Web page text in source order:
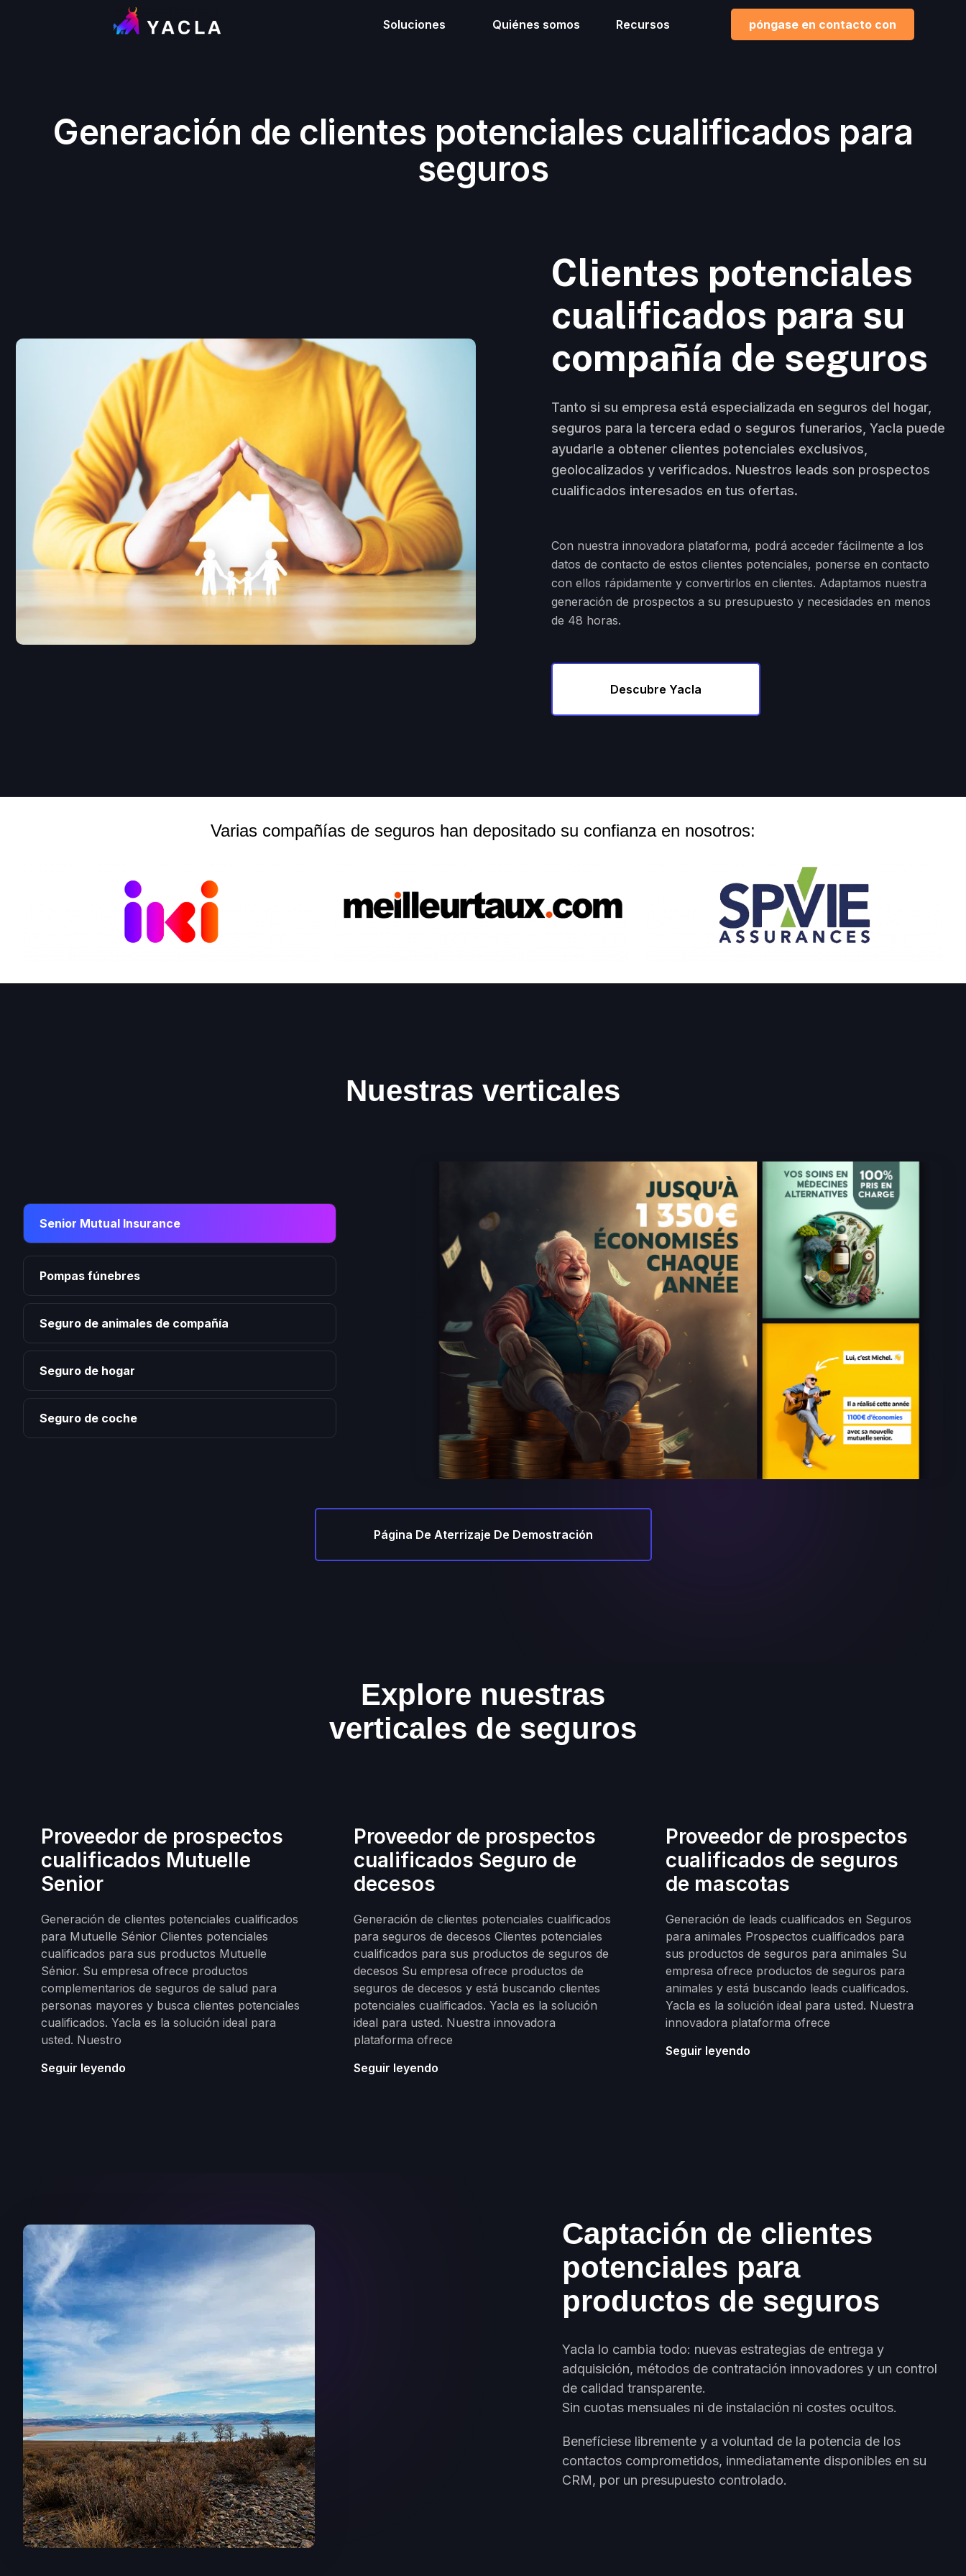
Soluciones Quiénes somos Recursos póngase en contacto con
Generación de clientes potenciales cualificados para
seguros
Clientes potenciales
cualificados para su
compañía de seguros
Tanto si su empresa está especializada en seguros del hogar,
seguros para la tercera edad o seguros funerarios, Yacla puede
ayudarle a obtener clientes potenciales exclusivos,
geolocalizados y verificados. Nuestros leads son prospectos
cualificados interesados en tus ofertas.
Con nuestra innovadora plataforma, podrá acceder fácilmente a los
datos de contacto de estos clientes potenciales, ponerse en contacto
con ellos rápidamente y convertirlos en clientes. Adaptamos nuestra
generación de prospectos a su presupuesto y necesidades en menos
de 48 horas.
Descubre Yacla
Varias compañías de seguros han depositado su confianza en nosotros:
Nuestras verticales
Senior Mutual Insurance
Pompas fúnebres
Seguro de animales de compañía
Seguro de hogar
Seguro de coche
Página De Aterrizaje De Demostración
Explore nuestras
verticales de seguros
Proveedor de prospectos
cualificados Mutuelle
Senior
Generación de clientes potenciales cualificados
para Mutuelle Sénior Clientes potenciales
cualificados para sus productos Mutuelle
Sénior. Su empresa ofrece productos
complementarios de seguros de salud para
personas mayores y busca clientes potenciales
cualificados. Yacla es la solución ideal para
usted. Nuestro
Seguir leyendo
Proveedor de prospectos
cualificados Seguro de
decesos
Generación de clientes potenciales cualificados
para seguros de decesos Clientes potenciales
cualificados para sus productos de seguros de
decesos Su empresa ofrece productos de
seguros de decesos y está buscando clientes
potenciales cualificados. Yacla es la solución
ideal para usted. Nuestra innovadora
plataforma ofrece
Seguir leyendo
Proveedor de prospectos
cualificados de seguros
de mascotas
Generación de leads cualificados en Seguros
para animales Prospectos cualificados para
sus productos de seguros para animales Su
empresa ofrece productos de seguros para
animales y está buscando leads cualificados.
Yacla es la solución ideal para usted. Nuestra
innovadora plataforma ofrece
Seguir leyendo
Captación de clientes
potenciales para
productos de seguros
Yacla lo cambia todo: nuevas estrategias de entrega y
adquisición, métodos de contratación innovadores y un control
de calidad transparente.
Sin cuotas mensuales ni de instalación ni costes ocultos.
Benefíciese libremente y a voluntad de la potencia de los
contactos comprometidos, inmediatamente disponibles en su
CRM, por un presupuesto controlado.